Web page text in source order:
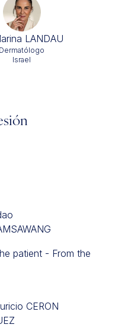
LANDAU
Dermatólogo
Israel
patient - From the
CERON